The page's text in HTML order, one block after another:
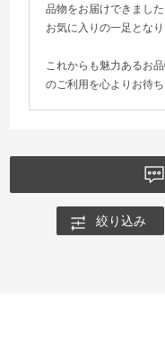
品物をお届けできまし
お気に入りの一足とな
これからも魅力あるお
のご利用を心よりお待ち
絞り込み